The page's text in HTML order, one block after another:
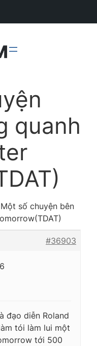
quanh
Một số chuyện bên
#36903
đạo diễn Roland
tói làm lui một
tới 500